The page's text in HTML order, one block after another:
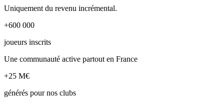
Uniquement du revenu incrémental.
+600 000
joueurs inscrits
Une communauté active partout en France
+25 M€
générés pour nos clubs